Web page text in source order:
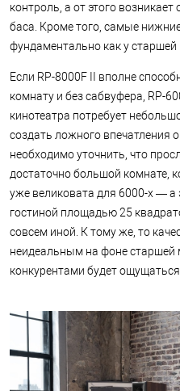
контроль, а от этого
баса. Кроме того, самые
фундаментально как у старшей
Если RP-8000F II вполне
комнату и без сабвуфера, RP-
кинотеатра потребует
создать ложного впечатления
необходимо уточнить, что
достаточно большой комнате,
уже великовата для 6000-х — а
гостиной площадью 25
совсем иной. К тому же, то
неидеальным на фоне старшей
конкурентами будет